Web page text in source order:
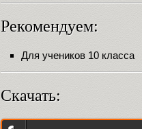
Рекомендуем:
Для учеников 10 класса
Скачать: